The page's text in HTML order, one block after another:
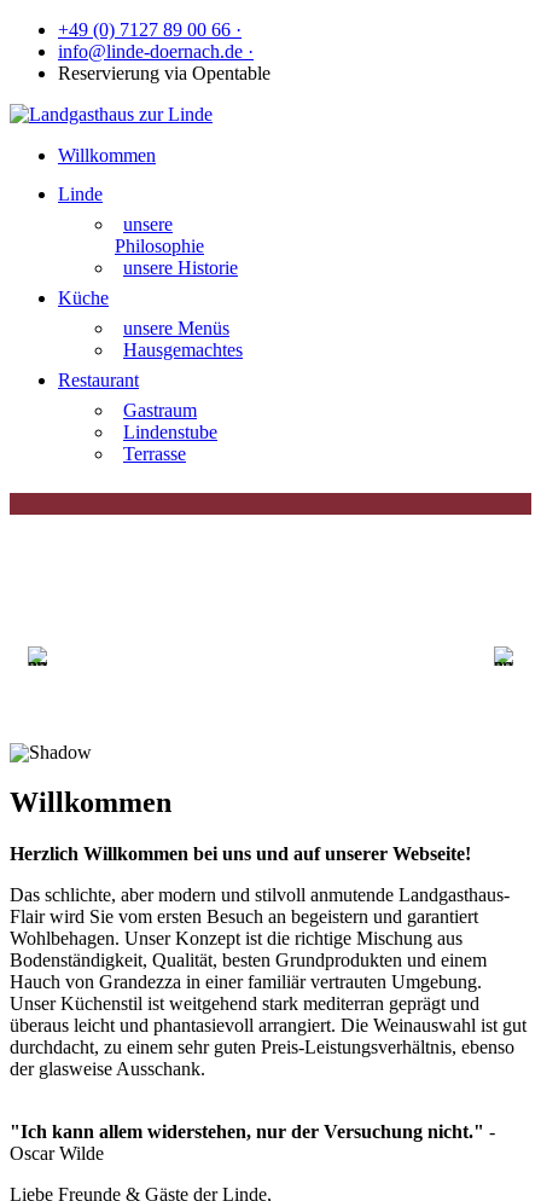
+49 (0) 7127 89 00 66 ·
info@linde-doernach.de ·
Reservierung via Opentable
Willkommen
Linde
unsere
Philosophie
unsere Historie
Küche
unsere Menüs
Hausgemachtes
Restaurant
Gastraum
Lindenstube
Terrasse
Willkommen
Herzlich Willkommen bei uns und auf unserer Webseite!
Das schlichte, aber modern und stilvoll anmutende Landgasthaus-
Flair wird Sie vom ersten Besuch an begeistern und garantiert
Wohlbehagen. Unser Konzept ist die richtige Mischung aus
Bodenständigkeit, Qualität, besten Grundprodukten und einem
Hauch von Grandezza in einer familiär vertrauten Umgebung.
Unser Küchenstil ist weitgehend stark mediterran geprägt und
überaus leicht und phantasievoll arrangiert. Die Weinauswahl ist gut
durchdacht, zu einem sehr guten Preis-Leistungsverhältnis, ebenso
der glasweise Ausschank.
"Ich kann allem widerstehen, nur der Versuchung nicht." -
Oscar Wilde
Liebe Freunde & Gäste der Linde,